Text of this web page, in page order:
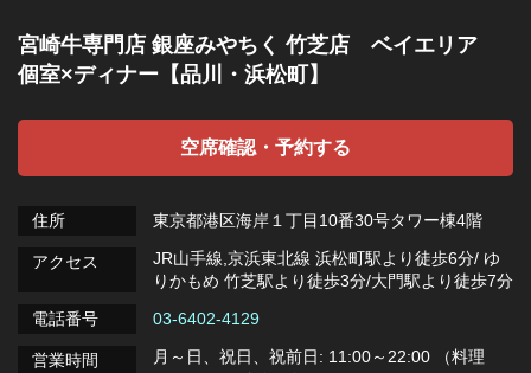
宮崎牛専門店 銀座みやちく 竹芝店 ベイエリア
個室×ディナー【品川・浜松町】
空席確認・予約する
住所 東京都港区海岸１丁目10番30号タワー棟4階
アクセス
JR山手線,京浜東北線 浜松町駅より徒歩6分/ ゆ
りかもめ 竹芝駅より徒歩3分/大門駅より徒歩7分
電話番号
03-6402-4129
営業時間
月～日、祝日、祝前日: 11:00～22:00 （料理